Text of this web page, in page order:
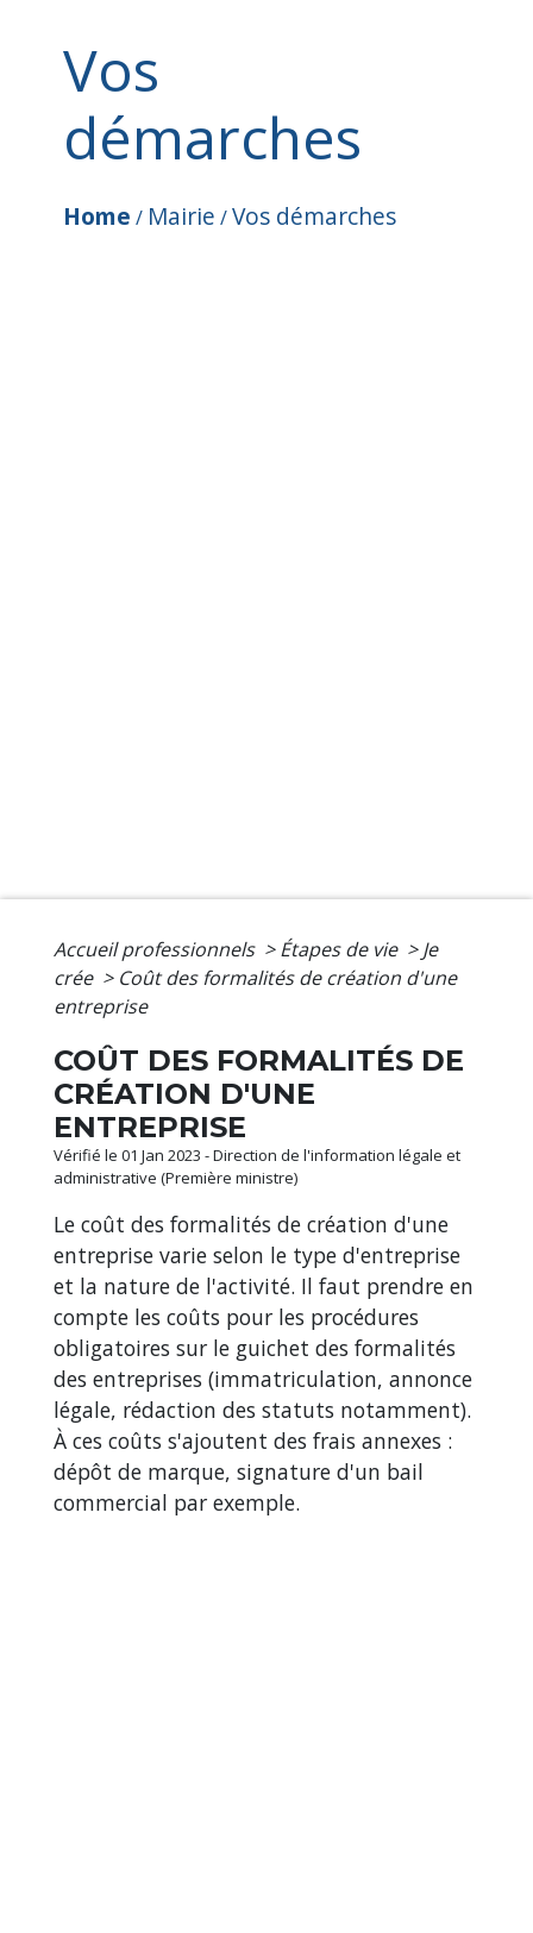
Vos
démarches
Home / Mairie /Vos démarches
Accueil professionnels > Étapes de vie > Je
crée > Coût des formalités de création d'une
entreprise
COÛT DES FORMALITÉS DE
CRÉATION D'UNE
ENTREPRISE
Vérifié le 01 Jan 2023 - Direction de l'information légale et
administrative (Première ministre)
Le coût des formalités de création d'une
entreprise varie selon le type d'entreprise
et la nature de l'activité. Il faut prendre en
compte les coûts pour les procédures
obligatoires sur le guichet des formalités
des entreprises (immatriculation, annonce
légale, rédaction des statuts notamment).
À ces coûts s'ajoutent des frais annexes :
dépôt de marque, signature d'un bail
commercial par exemple.